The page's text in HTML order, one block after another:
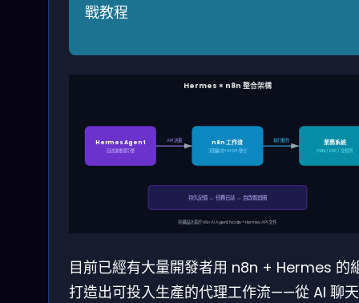
戰教程
Hermes × n8n 整合架構
Hermes Agent
自改進推理引擎
n8n 工作流
流程編排 + 1000+ 整合
業務系統
CRM / ERP / 交易所
API 決策 執行動作
持久記憶 ↔ 任務日誌 ↔ 自改進迴圈
架構設計基於 n8n AI Agent Node + Hermes API 文件
目前已經有大量開發者用 n8n + Hermes 的
打造出可投入生產的代理工作流——從 AI 聊